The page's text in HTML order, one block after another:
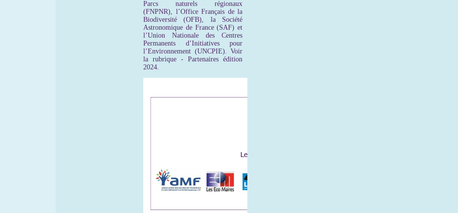
Parcs naturels régionaux
(FNPNR), l’Office Français de la
Biodiversité (OFB), la Société
Astronomique de France (SAF) et
l’Union Nationale des Centres
Permanents d’Initiatives pour
l’Environnement (UNCPIE). Voir
la rubrique - Partenaires édition
2024.